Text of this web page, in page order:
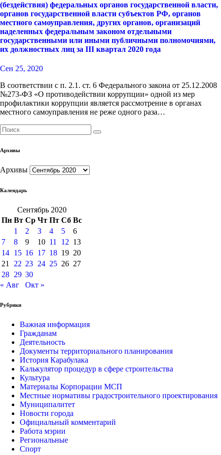
(бездействия) федеральных органов государственной власти,
органов государственной власти субъектов РФ, органов
местного самоуправления, других органов, организаций
наделенных федеральным законом отдельными
государственными или иными публичными полномочиями,
их должностных лиц за III квартал 2020 года
Сен 25, 2020
В соответствии с п. 2.1. ст. 6 Федерального закона от 25.12.2008
№273-ФЗ «О противодействии коррупции» одной из мер
профилактики коррупции является рассмотрение в органах
местного самоуправления не реже одного раза…
Архивы
Архивы
Календарь
Сентябрь 2020
Пн Вт Ср Чт Пт Сб Вс
1
2 3 4 5
6
7
8 9 10 11 12 13
14 15 16 17 18 19 20
21
22 23 24 25 26 27
28 29 30
« Авг
Окт »
Рубрики
Важная информация
Гражданам
Деятельность
Документы территориального планирования
История Карабулака
Калькулятор процедур в сфере строительства
Культура
Материалы Корпорации МСП
Местные нормативы градостроительного проектирования
Муниципалитет
Новости города
Официальный комментарий
Работа мэрии
Региональные
Спорт